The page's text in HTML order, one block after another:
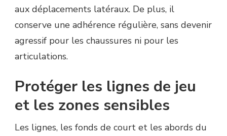
aux déplacements latéraux. De plus, il
conserve une adhérence régulière, sans devenir
agressif pour les chaussures ni pour les
articulations.
Protéger les lignes de jeu
et les zones sensibles
Les lignes, les fonds de court et les abords du